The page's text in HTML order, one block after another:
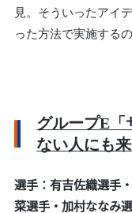
見。そういったアイ
った方法で実施する
グループE「
ない人にも
選手：有吉佐織選手
菜選手・加村ななみ